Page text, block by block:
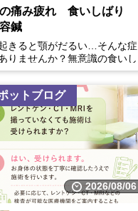
痛み疲れ 食いしばり
鍼
きると顎がだるい…そんな症
りませんか？無意識の食いし
は、顎の痛みや疲れだけでな
・フェイスラインの張...
ットブログ
2026/08/06